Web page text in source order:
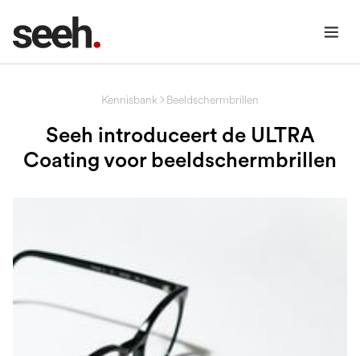
Kennisbank Beeldschermbrillen
Seeh introduceert de ULTRA
Coating voor beeldschermbrillen